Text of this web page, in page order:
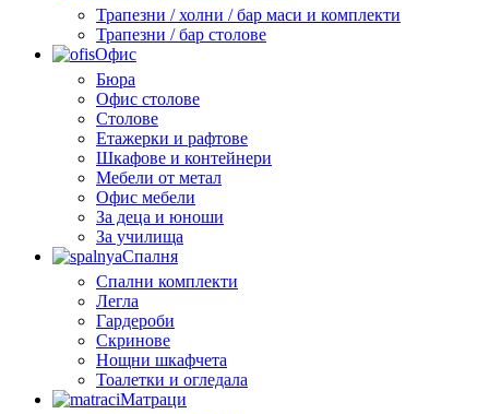
Трапезни / холни / бар маси и комплекти
Трапезни / бар столове
Офис
Бюра
Офис столове
Столове
Етажерки и рафтове
Шкафове и контейнери
Мебели от метал
Офис мебели
За деца и юноши
За училища
Спалня
Спални комплекти
Легла
Гардероби
Скринове
Нощни шкафчета
Тоалетки и огледала
Матраци